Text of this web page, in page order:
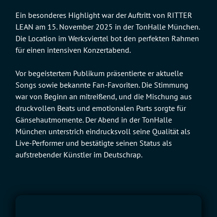
Ein besonderes Highlight war der Auftritt von RITTER
LEAN am 15. November 2025 in der TonHalle München.
Die Location im Werksviertel bot den perfekten Rahmen
für einen intensiven Konzertabend.
Vor begeistertem Publikum präsentierte er aktuelle
Songs sowie bekannte Fan-Favoriten. Die Stimmung
war von Beginn an mitreißend, und die Mischung aus
druckvollen Beats und emotionalen Parts sorgte für
Gänsehautmomente. Der Abend in der TonHalle
München unterstrich eindrucksvoll seine Qualität als
Live-Performer und bestätigte seinen Status als
aufstrebender Künstler im Deutschrap.